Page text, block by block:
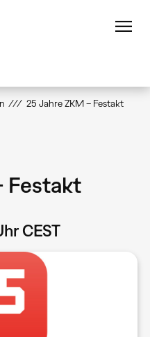
25 Jahre ZKM – Festakt
Festakt
CEST